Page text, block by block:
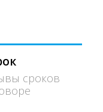
сроков